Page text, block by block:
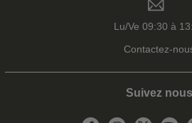
Lu/Ve 09:30 à
Contactez-
Suivez nous